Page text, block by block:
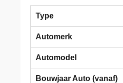
Type
Automerk
Automodel
Bouwjaar Auto (vanaf)